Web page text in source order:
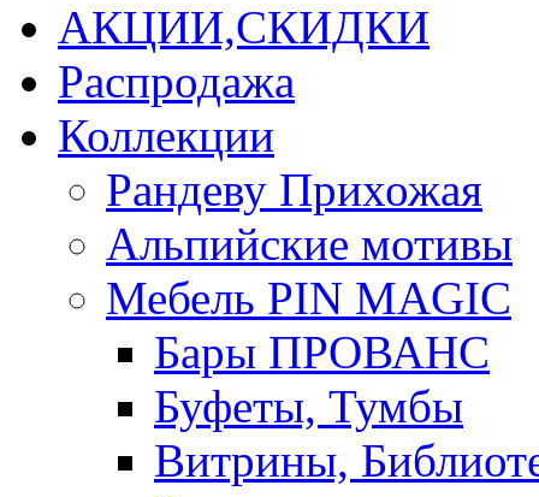
АКЦИИ,СКИДКИ
Распродажа
Коллекции
Рандеву Прихожая
Альпийские мотивы
Мебель PIN MAGIС
Бары ПРОВАНС
Буфеты, Тумбы
Витрины,